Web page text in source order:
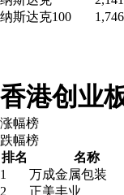
注册资本金超过500
SunGard Data
目前投资资金近20亿
投资公司数未知
纳斯达克100
香港创业
涨幅榜
跌幅榜
排名
名称
1
万成金属包装
2
正美丰业